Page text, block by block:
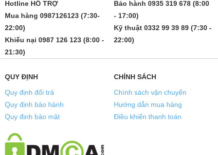
Hotline HỖ TRỢ
Mua hàng 0987126123 (7:30-
22:00)
Khiếu nại 0987 126 123 (8:00 -
21:30)
Bảo hành 0935 319 678 (8:00
- 17:00)
Kỹ thuật 0332 99 39 89 (7:30 -
22:00)
QUY ĐỊNH
Quy định đổi trả
Quy định bảo hành
Quy định bảo mật
CHÍNH SÁCH
Chính sách vận chuyển
Hướng dẫn mua hàng
Điều khiển thanh toán